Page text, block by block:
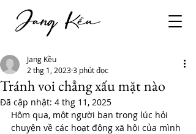
Tránh voi chẳng xấu mặt nào
Jang Kều
2 thg 1, 20233 phút đọc
Đã cập nhật: 4 thg 11, 2025
Hôm qua, một người bạn trong lúc hỏi
chuyện về các hoạt động xã hội của mình